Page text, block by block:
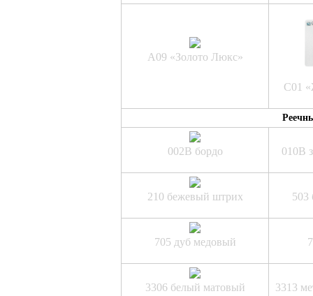
A09 «Золото Люкс»
C01
002B бордо 010B
210 бежевый штрих 503
705 дуб медовый
3306 белый матовый 3313